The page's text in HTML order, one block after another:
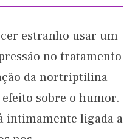
estranho usar um
no tratamento
da nortriptilina
sobre o humor.
intimamente ligada a